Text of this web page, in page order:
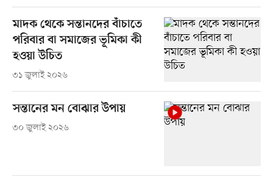
মাদক থেকে সন্তানদের বাঁচাতে
পরিবার বা সমাজের ভূমিকা কী
হওয়া উচিত
৩১ জুলাই ২০২৬
সন্তানের মন বোঝার উপায়
৩০ জুলাই ২০২৬